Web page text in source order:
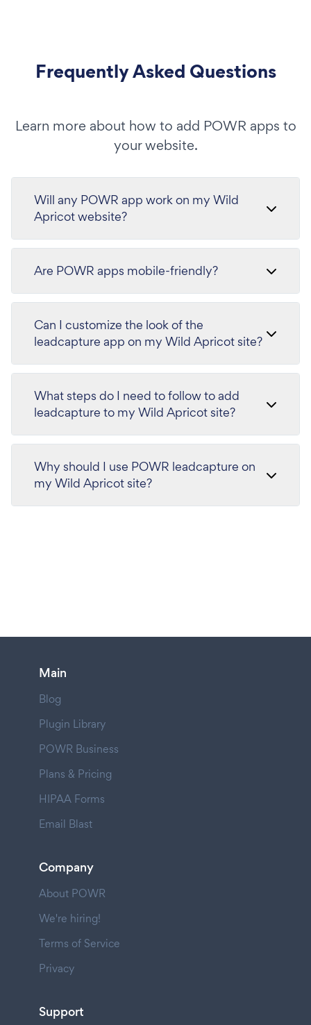
Frequently Asked Questions
Learn more about how to add POWR apps to
your website.
Will any POWR app work on my Wild
Apricot website?
Are POWR apps mobile-friendly?
Can I customize the look of the
leadcapture app on my Wild Apricot site?
What steps do I need to follow to add
leadcapture to my Wild Apricot site?
Why should I use POWR leadcapture on
my Wild Apricot site?
Main
Blog
Plugin Library
POWR Business
Plans & Pricing
HIPAA Forms
Email Blast
Company
About POWR
We're hiring!
Terms of Service
Privacy
Support